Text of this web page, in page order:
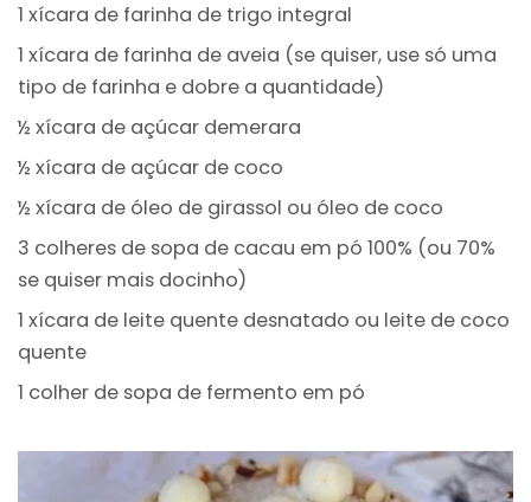
1 xícara de farinha de trigo integral
1 xícara de farinha de aveia (se quiser, use só uma
tipo de farinha e dobre a quantidade)
½ xícara de açúcar demerara
½ xícara de açúcar de coco
½ xícara de óleo de girassol ou óleo de coco
3 colheres de sopa de cacau em pó 100% (ou 70%
se quiser mais docinho)
1 xícara de leite quente desnatado ou leite de coco
quente
1 colher de sopa de fermento em pó